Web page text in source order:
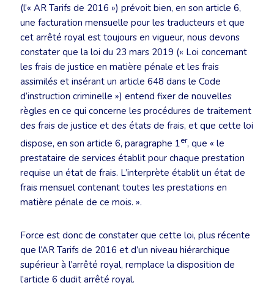
(l’« AR Tarifs de 2016 ») prévoit bien, en son article 6,
une facturation mensuelle pour les traducteurs et que
cet arrêté royal est toujours en vigueur, nous devons
constater que la loi du 23 mars 2019 (« Loi concernant
les frais de justice en matière pénale et les frais
assimilés et insérant un article 648 dans le Code
d’instruction criminelle ») entend fixer de nouvelles
règles en ce qui concerne les procédures de traitement
des frais de justice et des états de frais, et que cette loi
dispose, en son article 6, paragraphe 1er, que « le
prestataire de services établit pour chaque prestation
requise un état de frais. L’interprète établit un état de
frais mensuel contenant toutes les prestations en
matière pénale de ce mois. ».
Force est donc de constater que cette loi, plus récente
que l’AR Tarifs de 2016 et d’un niveau hiérarchique
supérieur à l’arrêté royal, remplace la disposition de
l’article 6 dudit arrêté royal.